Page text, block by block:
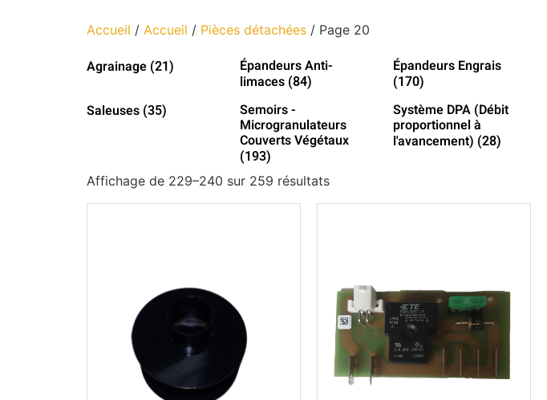
Accueil / Accueil / Pièces détachées/ Page 20
Agrainage (21)
Épandeurs Anti-
limaces (84)
Épandeurs Engrais
(170)
Saleuses (35) Semoirs -
Microgranulateurs
Couverts Végétaux
(193)
Système DPA (Débit
proportionnel à
l'avancement) (28)
Affichage de 229–240 sur 259 résultats